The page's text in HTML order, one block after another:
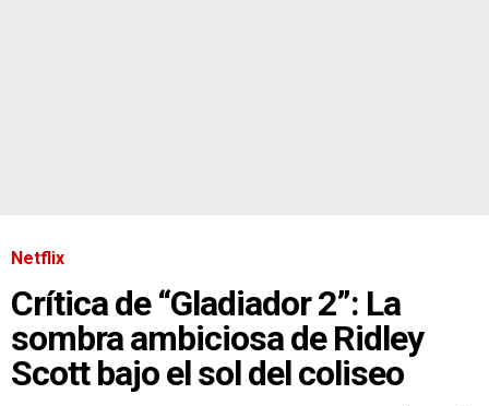
Netflix
Crítica de “Gladiador 2”: La
sombra ambiciosa de Ridley
Scott bajo el sol del coliseo